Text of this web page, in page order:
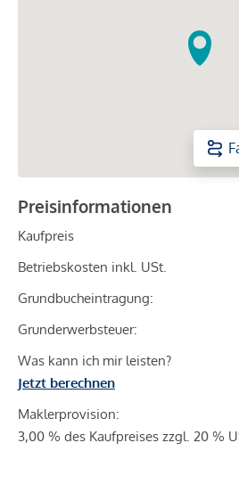
Preisinformationen
Kaufpreis
Betriebskosten inkl. USt.
Grundbucheintragung:
Grunderwerbsteuer:
Was kann ich mir leisten?
Jetzt berechnen
Maklerprovision:
3,00 % des Kaufpreises zzgl. 20 %